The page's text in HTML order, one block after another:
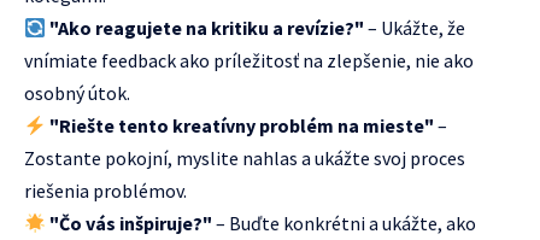
"Ako reagujete na kritiku a revízie?" – Ukážte, že
vnímiate feedback ako príležitosť na zlepšenie, nie ako
osobný útok.
"Riešte tento kreatívny problém na mieste" –
Zostante pokojní, myslite nahlas a ukážte svoj proces
riešenia problémov.
"Čo vás inšpiruje?" – Buďte konkrétni a ukážte, ako